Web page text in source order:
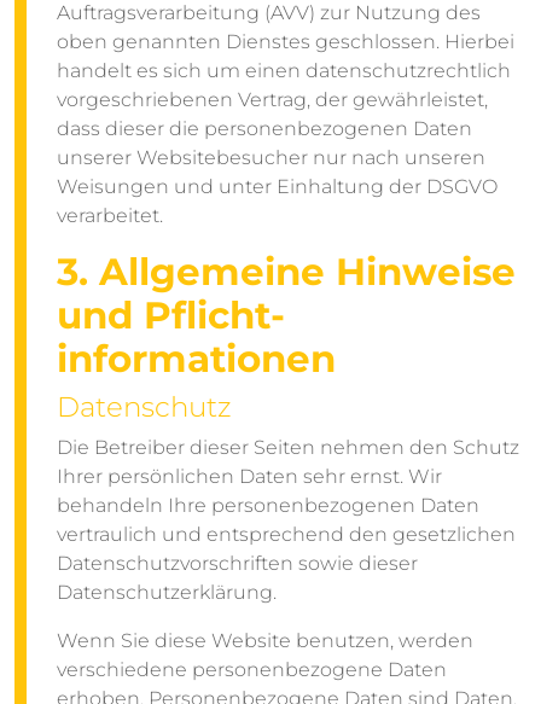
Auftragsverarbeitung (AVV) zur Nutzung des
oben genannten Dienstes geschlossen. Hierbei
handelt es sich um einen datenschutzrechtlich
vorgeschriebenen Vertrag, der gewährleistet,
dass dieser die personenbezogenen Daten
unserer Websitebesucher nur nach unseren
Weisungen und unter Einhaltung der DSGVO
verarbeitet.
3. Allgemeine Hinweise
und Pflicht­
informationen
Datenschutz
Die Betreiber dieser Seiten nehmen den Schutz
Ihrer persönlichen Daten sehr ernst. Wir
behandeln Ihre personenbezogenen Daten
vertraulich und entsprechend den gesetzlichen
Datenschutzvorschriften sowie dieser
Datenschutzerklärung.
Wenn Sie diese Website benutzen, werden
verschiedene personenbezogene Daten
erhoben. Personenbezogene Daten sind Daten,